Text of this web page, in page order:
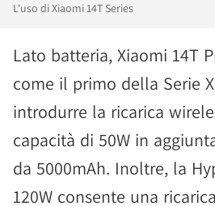
L'uso di Xiaomi 14T Series
Lato batteria, Xiaomi 14T
come il primo della Serie
introdurre la ricarica
capacità di 50W in
da 5000mAh. Inoltre, la
120W consente una